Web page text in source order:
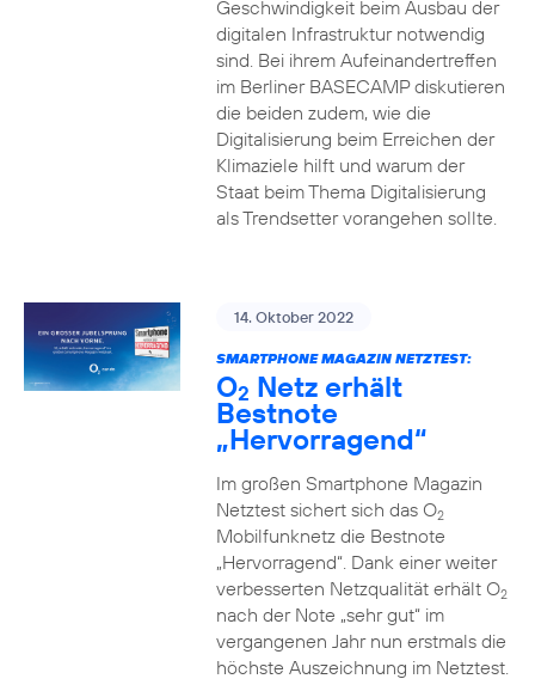
Geschwindigkeit beim Ausbau der
digitalen Infrastruktur notwendig
sind. Bei ihrem Aufeinandertreffen
im Berliner BASECAMP diskutieren
die beiden zudem, wie die
Digitalisierung beim Erreichen der
Klimaziele hilft und warum der
Staat beim Thema Digitalisierung
als Trendsetter vorangehen sollte.
14. Oktober 2022
SMARTPHONE MAGAZIN NETZTEST:
O2 Netz erhält
Bestnote
„Hervorragend“
Im großen Smartphone Magazin
Netztest sichert sich das O2
Mobilfunknetz die Bestnote
„Hervorragend“. Dank einer weiter
verbesserten Netzqualität erhält O2
nach der Note „sehr gut“ im
vergangenen Jahr nun erstmals die
höchste Auszeichnung im Netztest.